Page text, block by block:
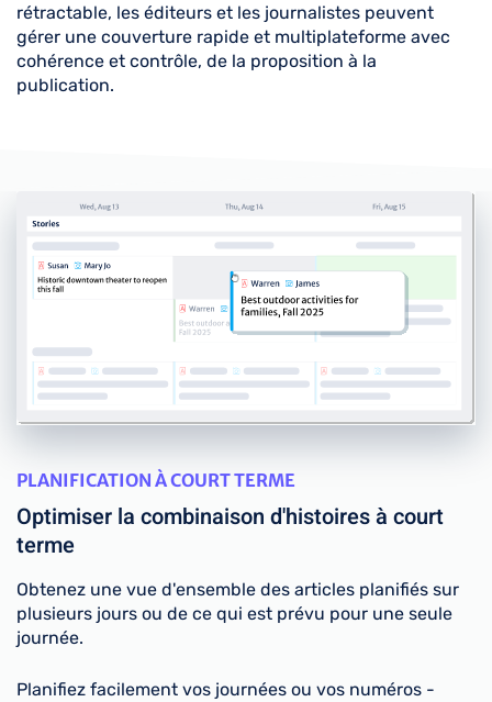
rétractable, les éditeurs et les journalistes peuvent
gérer une couverture rapide et multiplateforme avec
cohérence et contrôle, de la proposition à la
publication.
PLANIFICATION À COURT TERME
Optimiser la combinaison d'histoires à court
terme
Obtenez une vue d'ensemble des articles planifiés sur
plusieurs jours ou de ce qui est prévu pour une seule
journée.
Planifiez facilement vos journées ou vos numéros -